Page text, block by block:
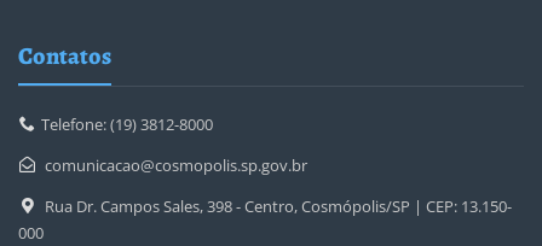
Contatos
Telefone: (19) 3812-8000
comunicacao@cosmopolis.sp.gov.br
Rua Dr. Campos Sales, 398 - Centro, Cosmópolis/SP | CEP: 13.150-
000